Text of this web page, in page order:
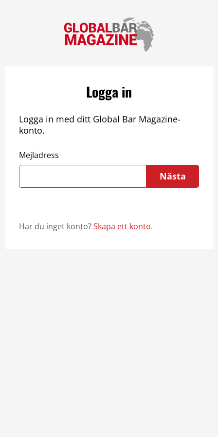
Logga in
Logga in med ditt Global Bar Magazine-
konto.
Mejladress
Nästa
Har du inget konto?Skapa ett konto.